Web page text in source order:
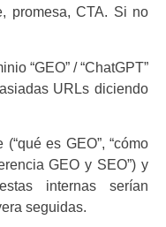
promesa, CTA. Si no
“GEO” / “ChatGPT”
URLs diciendo
es GEO”, “cómo
GEO y SEO”) y
internas serían
seguidas.